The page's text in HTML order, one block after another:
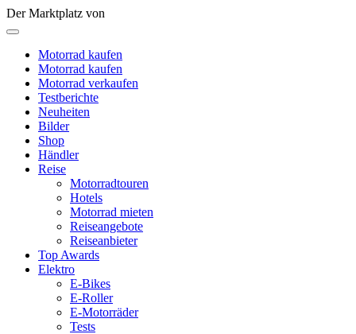
Der Marktplatz von
Motorrad kaufen
Motorrad kaufen
Motorrad verkaufen
Testberichte
Neuheiten
Bilder
Shop
Händler
Reise
Motorradtouren
Hotels
Motorrad mieten
Reiseangebote
Reiseanbieter
Top Awards
Elektro
E-Bikes
E-Roller
E-Motorräder
Tests